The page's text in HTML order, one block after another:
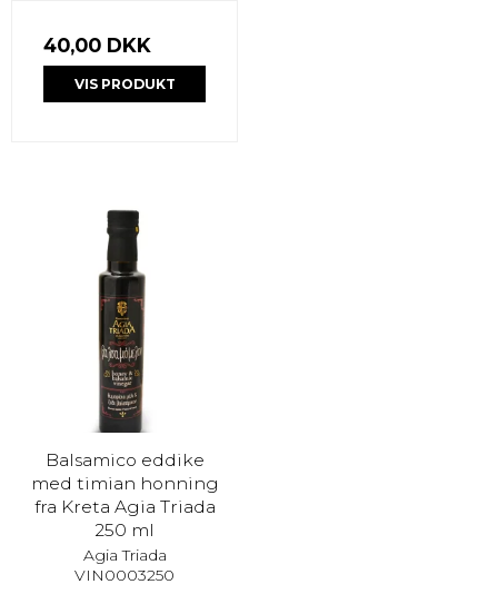
40,00 DKK
VIS PRODUKT
Balsamico eddike
med timian honning
fra Kreta Agia Triada
250 ml
Agia Triada
VIN0003250